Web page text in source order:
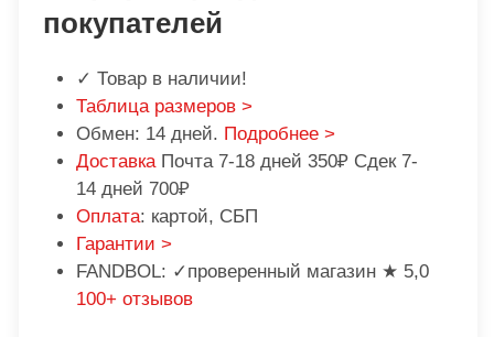
покупателей
✓ Товар в наличии!
Таблица размеров >
Обмен: 14 дней. Подробнее >
Доставка Почта 7-18 дней 350₽ Сдек 7-
14 дней 700₽
Оплата: картой, СБП
Гарантии >
FANDBOL: ✓проверенный магазин ★ 5,0
100+ отзывов